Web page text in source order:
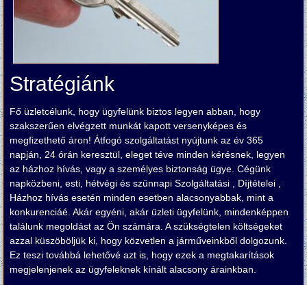
Stratégiánk
Fő üzletcélunk, hogy ügyfelünk biztos legyen abban, hogy
szakszerűen elvégzett munkát kapott versenyképes és
megfizethető áron! Átfogó szolgáltatást nyújtunk az év 365
napján, 24 órán keresztül, eleget téve minden kérésnek, legyen
az házhoz hívás, vagy a személyes biztonság ügye. Cégünk
napközbeni, esti, hétvégi és szünnapi Szolgáltatási , Díjtételei ,
Házhoz hívás esetén minden esetben alacsonyabbak, mint a
konkurenciáé. Akár egyéni, akár üzleti ügyfelünk, mindenképpen
találunk megoldást az Ön számára. A szükségtelen költségeket
azzal küszöböljük ki, hogy közvetlen a járműveinkből dolgozunk.
Ez teszi továbbá lehetővé azt is, hogy ezek a megtakarítások
megjelenjenek az ügyfeleknek kínált alacsony árainkban.